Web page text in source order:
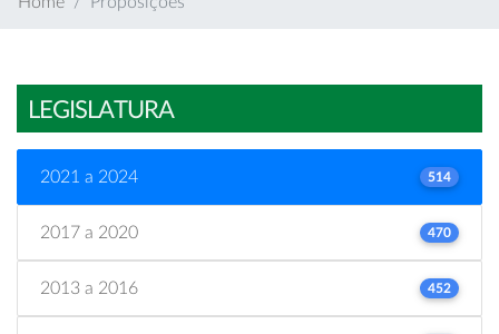
LEGISLATURA
2021 a 2024 514
2017 a 2020 470
2013 a 2016 452